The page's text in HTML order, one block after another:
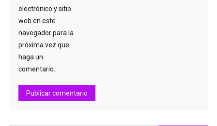
electrónico y sitio
web en este
navegador para la
próxima vez que
haga un
comentario.